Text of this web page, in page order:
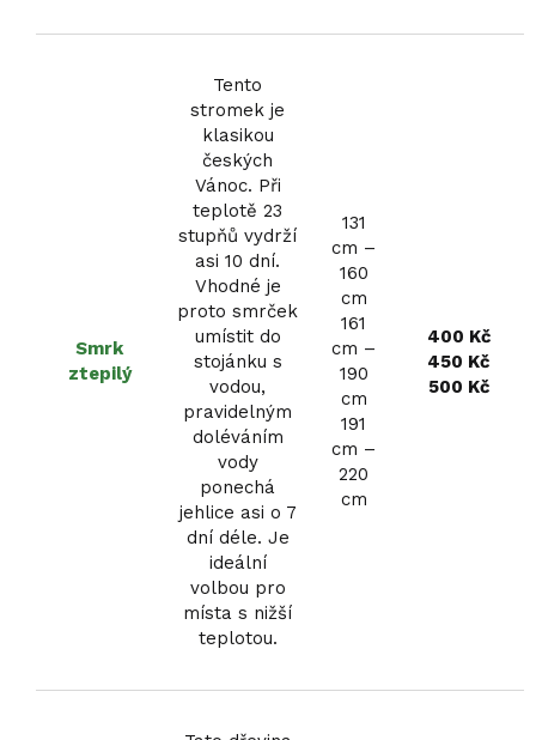
Smrk
ztepilý
Tento
stromek je
klasikou
českých
Vánoc. Při
teplotě 23
stupňů vydrží
asi 10 dní.
Vhodné je
proto smrček
umístit do
stojánku s
vodou,
pravidelným
doléváním
vody
ponechá
jehlice asi o 7
dní déle. Je
ideální
volbou pro
místa s nižší
teplotou.
131
cm –
160
cm
161
cm –
190
cm
191
cm –
220
cm
400 Kč
450 Kč
500 Kč